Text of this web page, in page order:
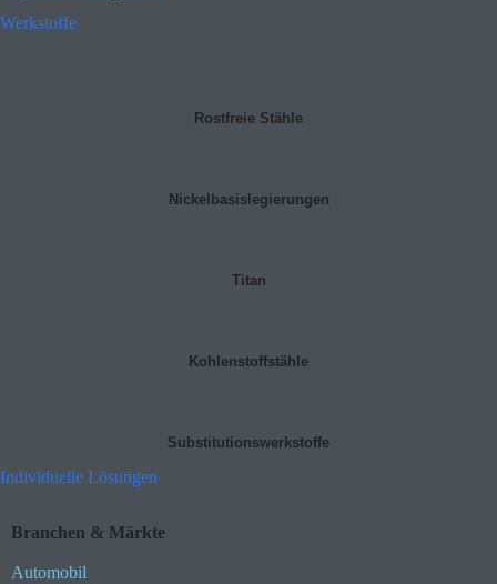
Werkstoffe
Rostfreie Stähle
Nickelbasislegierungen
Titan
Kohlenstoffstähle
Substitutionswerkstoffe
Individuelle Lösungen
Branchen & Märkte
Automobil